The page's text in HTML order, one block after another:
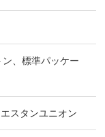
、標準パッケー
スタンユニオン